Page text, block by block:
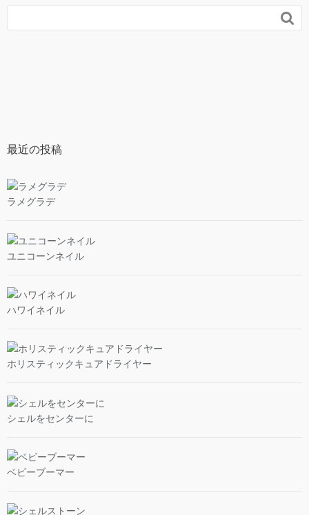

最近の投稿
ラメグラデ
ユニコーンネイル
ハワイネイル
ホリスティックキュアドライヤー
シェルをセンターに
ベビーブーマー